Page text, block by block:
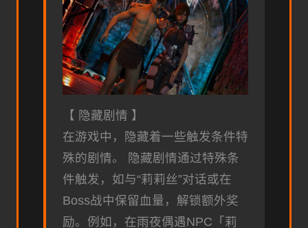
【 隐藏剧情 】
在游戏中，隐藏着一些触发条件特
殊的剧情。 隐藏剧情通过特殊条
件触发，如与“莉莉丝”对话或在
Boss战中保留血量，解锁额外奖
励。例如，在雨夜偶遇NPC「莉